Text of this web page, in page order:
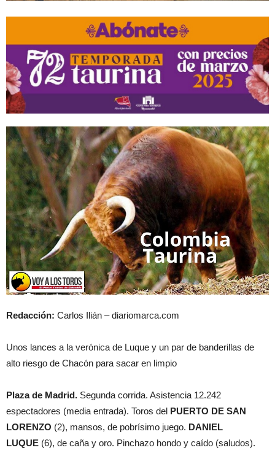
Redacción: Carlos Ilián – diariomarca.com
Unos lances a la verónica de Luque y un par de banderillas de
alto riesgo de Chacón para sacar en limpio
Plaza de Madrid. Segunda corrida. Asistencia 12.242
espectadores (media entrada). Toros del PUERTO DE SAN
LORENZO (2), mansos, de pobrísimo juego. DANIEL
LUQUE (6), de caña y oro. Pinchazo hondo y caído (saludos).